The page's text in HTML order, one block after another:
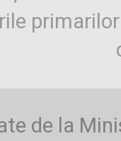
de la